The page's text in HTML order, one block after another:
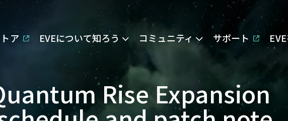
ア EVEについて知ろう コミュニティ サポート
Rise Expansion